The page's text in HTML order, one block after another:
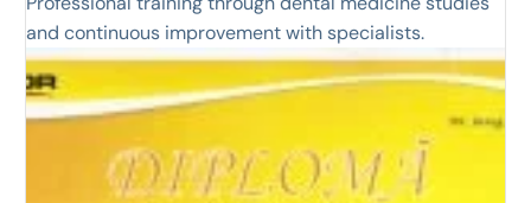
and continuous improvement with specialists.